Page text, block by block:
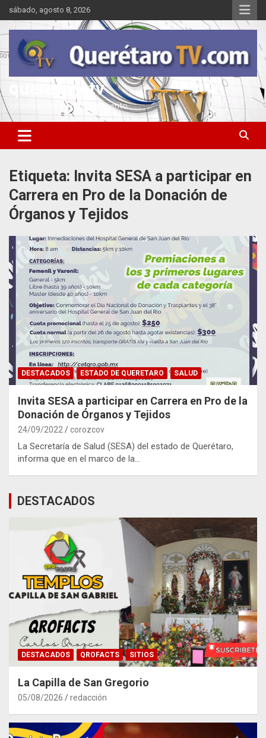
Saltar
al
contenido
sábado, agosto 8, 2026
queretarotv
Información y entretenimiento
Etiqueta: Invita SESA a participar en
Carrera en Pro de la Donación de
Órganos y Tejidos
DESTACADOS ESTADO DE QUERETARO SALUD
Invita SESA a participar en Carrera en Pro de la
Donación de Órganos y Tejidos
24/09/2022 corozcov
La Secretaría de Salud (SESA) del estado de Querétaro,
informa que en el marco de la…
DESTACADOS
DESTACADOS QROFACTS SITIOS
La Capilla de San Gregorio
05/08/2026 redacción